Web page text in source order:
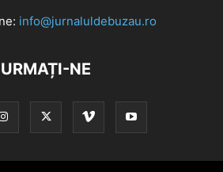
info@jurnaluldebuzau.ro
URMAȚI-NE